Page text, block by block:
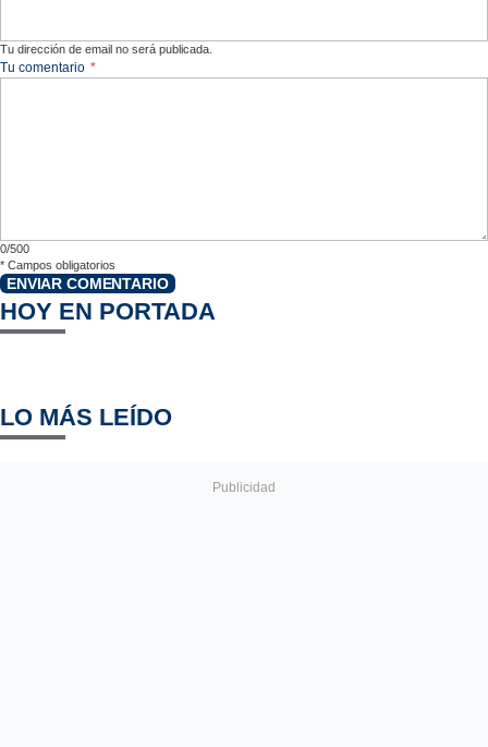
Tu dirección de email no será publicada.
Tu comentario *
0/500
* Campos obligatorios
ENVIAR COMENTARIO
HOY EN PORTADA
LO MÁS LEÍDO